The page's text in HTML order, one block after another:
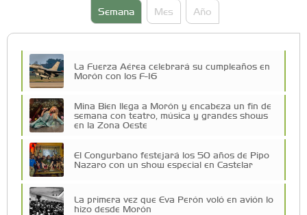
Semana Mes Año
La Fuerza Aérea celebrará su cumpleaños en
Morón con los F-16
Mina Bien llega a Morón y encabeza un fin de
semana con teatro, música y grandes shows
en la Zona Oeste
El Congurbano festejará los 50 años de Pipo
Nazaro con un show especial en Castelar
La primera vez que Eva Perón voló en avión lo
hizo desde Morón